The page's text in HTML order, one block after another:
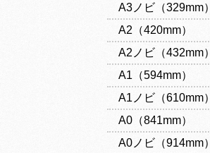
A3ノビ（329mm）
A2（420mm）
A2ノビ（432mm）
A1（594mm）
A1ノビ（610mm）
A0（841mm）
A0ノビ（914mm）